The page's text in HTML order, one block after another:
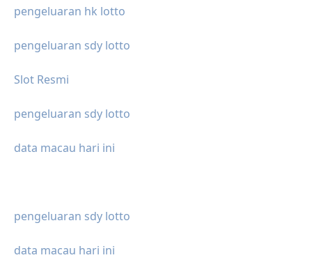
pengeluaran hk lotto
pengeluaran sdy lotto
Slot Resmi
pengeluaran sdy lotto
data macau hari ini
pengeluaran sdy lotto
data macau hari ini